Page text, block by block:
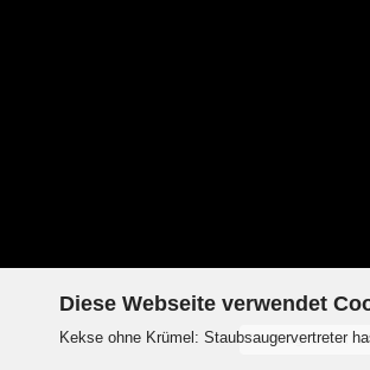
Diese Webseite verwendet
Kekse ohne Krümel: Staubsaugervertreter
Vertrag